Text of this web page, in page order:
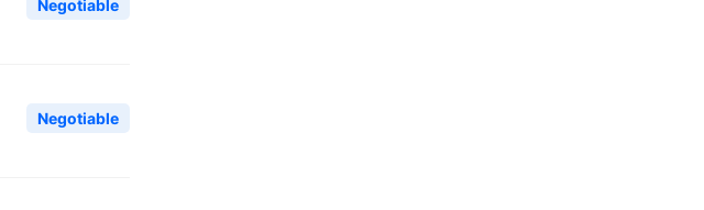
Negotiable
Negotiable